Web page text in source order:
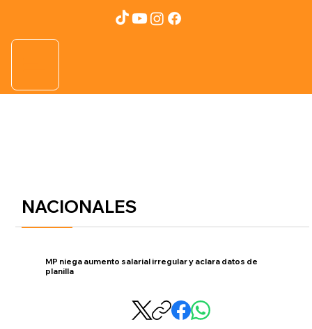
NACIONALES
MP niega aumento salarial irregular y aclara datos de
planilla